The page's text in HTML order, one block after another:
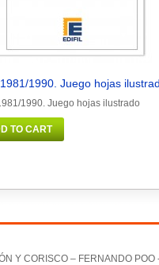
1990. Juego hojas
1990. Juego hojas ilustrado
TO CART
Y CORISCO – FERNANDO POO